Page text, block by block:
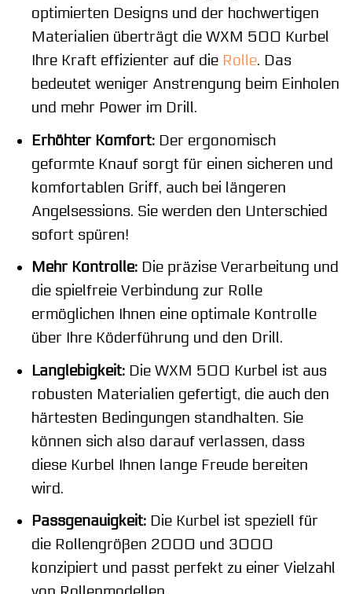
optimierten Designs und der hochwertigen
Materialien überträgt die WXM 500 Kurbel
Ihre Kraft effizienter auf die Rolle. Das
bedeutet weniger Anstrengung beim Einholen
und mehr Power im Drill.
Erhöhter Komfort:Der ergonomisch
geformte Knauf sorgt für einen sicheren und
komfortablen Griff, auch bei längeren
Angelsessions. Sie werden den Unterschied
sofort spüren!
Mehr Kontrolle:Die präzise Verarbeitung und
die spielfreie Verbindung zur Rolle
ermöglichen Ihnen eine optimale Kontrolle
über Ihre Köderführung und den Drill.
Langlebigkeit:Die WXM 500 Kurbel ist aus
robusten Materialien gefertigt, die auch den
härtesten Bedingungen standhalten. Sie
können sich also darauf verlassen, dass
diese Kurbel Ihnen lange Freude bereiten
wird.
Passgenauigkeit:Die Kurbel ist speziell für
die Rollengrößen 2000 und 3000
konzipiert und passt perfekt zu einer Vielzahl